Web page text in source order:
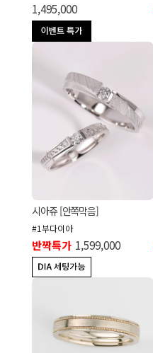
1,495,000
시아쥬 [안쪽막음]
#1부다이아
반짝특가 1,599,000